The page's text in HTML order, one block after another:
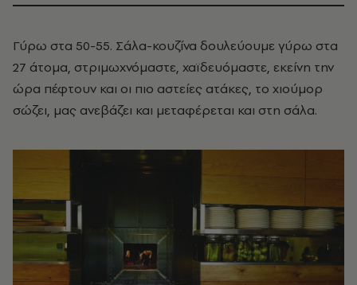
Γύρω στα 50-55. Σάλα-κουζίνα δουλεύουμε γύρω στα
27 άτομα, στριμωχνόμαστε, χαϊδευόμαστε, εκείνη την
ώρα πέφτουν και οι πιο αστείες ατάκες, το χιούμορ
σώζει, μας ανεβάζει και μεταφέρεται και στη σάλα.